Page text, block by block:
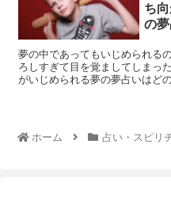
ち
の
夢の中であってもいじめられる
ろしすぎて目を覚ましてしまっ
がいじめられる夢の夢占いはど
ホーム
占い・スピリ